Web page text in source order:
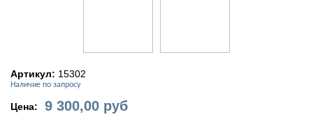
Артикул: 15302
Наличие по запросу
Цена: 9 300,00 руб